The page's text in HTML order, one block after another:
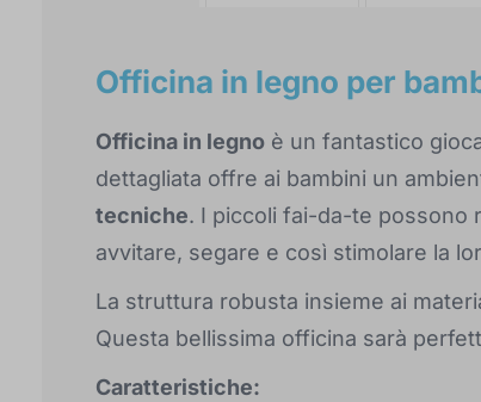
Officina in legno per
Officina in legno è un fantastico
dettagliata offre ai bambini un
tecniche. I piccoli fai-da-te possono
avvitare, segare e così stimolare la
La struttura robusta insieme ai
Questa bellissima officina sarà
Caratteristiche: